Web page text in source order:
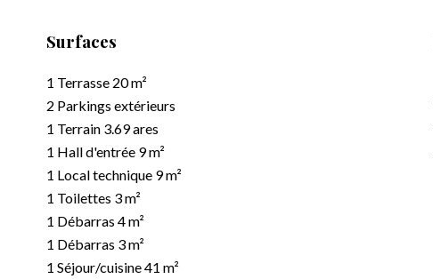
Surfaces
1 Terrasse 20 m²
2 Parkings extérieurs
1 Terrain 3.69 ares
1 Hall d'entrée 9 m²
1 Local technique 9 m²
1 Toilettes 3 m²
1 Débarras 4 m²
1 Débarras 3 m²
1 Séjour/cuisine41 m²